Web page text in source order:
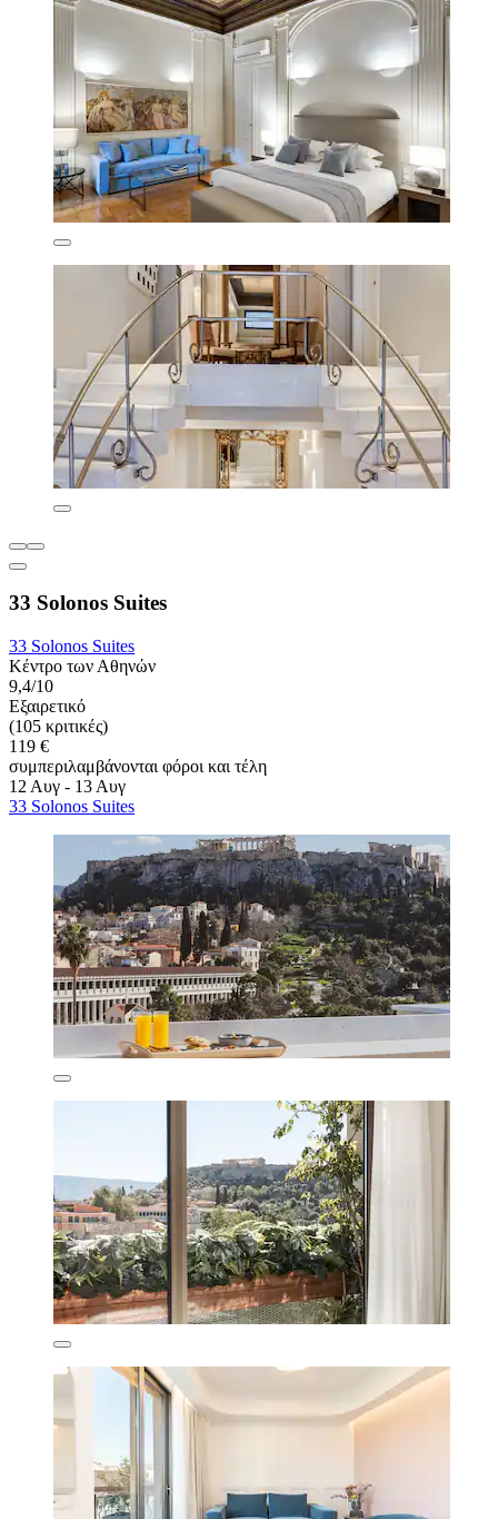
33 Solonos Suites
33 Solonos Suites
Κέντρο των Αθηνών
9,4/10
Εξαιρετικό
(105 κριτικές)
119 €
συμπεριλαμβάνονται φόροι και τέλη
12 Αυγ - 13 Αυγ
33 Solonos Suites